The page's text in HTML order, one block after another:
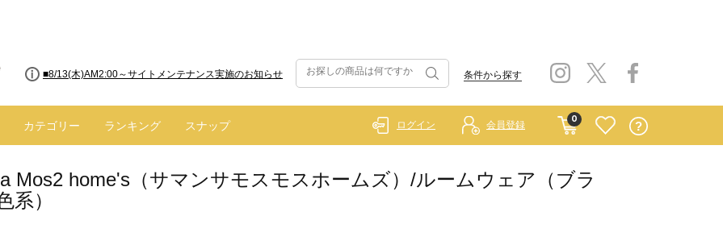
■8/13(木)AM2:00～サイトメンテナンス実施のお知らせ 条件から探す
カテゴリー ランキング スナップ
0
ログイン 会員登録
Mos2 home's（サマンサモスモスホームズ）/ルームウェア（ブラ
系）